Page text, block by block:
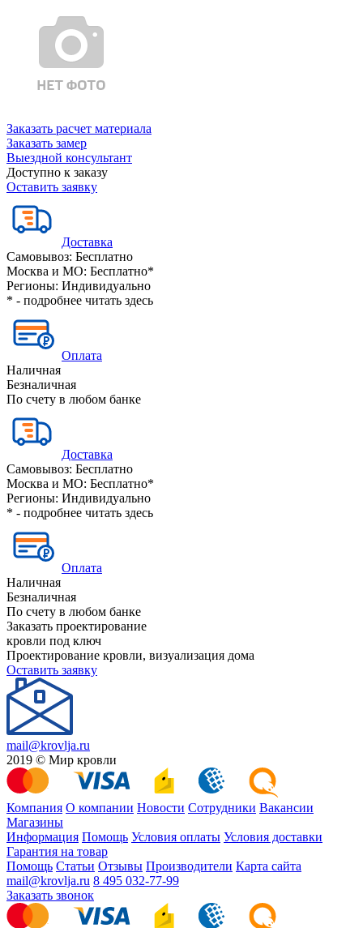
Заказать расчет материала
Заказать замер
Выездной консультант
Доступно к заказу
Оставить заявку
Доставка
Самовывоз: Бесплатно
Москва и МО: Бесплатно*
Регионы: Индивидуально
* - подробнее читать здесь
Оплата
Наличная
Безналичная
По счету в любом банке
Доставка
Самовывоз: Бесплатно
Москва и МО: Бесплатно*
Регионы: Индивидуально
* - подробнее читать здесь
Оплата
Наличная
Безналичная
По счету в любом банке
Заказать проектирование
кровли под ключ
Проектирование кровли, визуализация дома
Оставить заявку
mail@krovlja.ru
2019 © Мир кровли
Компания О компании Новости Сотрудники Вакансии
Магазины
Информация Помощь Условия оплаты Условия доставки
Гарантия на товар
Помощь Статьи Отзывы Производители Карта сайта
mail@krovlja.ru 8 495 032-77-99
Заказать звонок